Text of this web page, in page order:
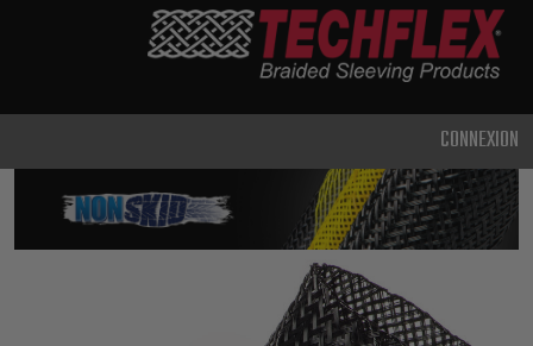
INTENSIF
MÉTAL ET
BLINDAGE
CONNEXION